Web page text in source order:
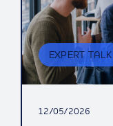
EXPERT TALK
12/05/2026